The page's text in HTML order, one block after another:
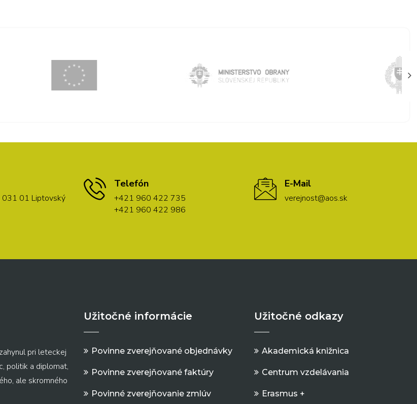
031 01 Liptovský
Telefón
+421 960 422 735
+421 960 422 986
E-Mail
verejnost@aos.sk
pri leteckej
politik a diplomat,
ale skromného
Užitočné informácie
Povinne zverejňované objednávky
Povinne zverejňované faktúry
Povinné zverejňovanie zmlúv
Užitočné odkazy
Akademická knižnica
Centrum vzdelávania
Erasmus +